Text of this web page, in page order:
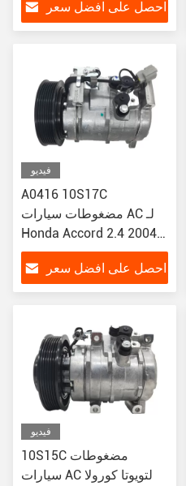
احصل على افضل سعر
فيديو
A0416 10S17C
مضغوطات سيارات AC لـ
Honda Accord 2.4 2004-
2007 CM4 CM5 38810-
RAA-A01 / 38810-RAA-
A01-A
احصل على افضل سعر
فيديو
10S15C مضغوطات
سيارات AC لتويوتا كورولا